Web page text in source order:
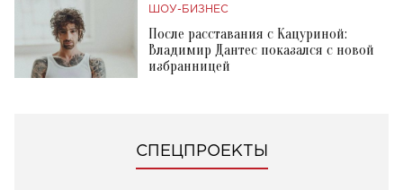
ШОУ-БИЗНЕС
После расставания с Кацуриной:
Владимир Дантес показался с новой
избранницей
СПЕЦПРОЕКТЫ